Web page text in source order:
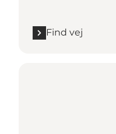
Find vej